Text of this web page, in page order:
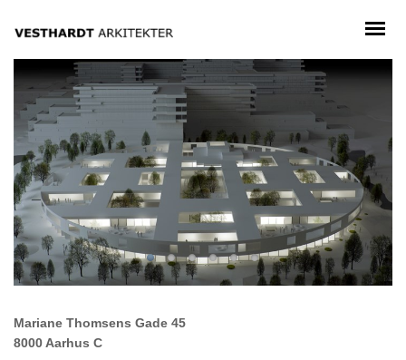
Mariane Thomsens Gade 45
8000 Aarhus C